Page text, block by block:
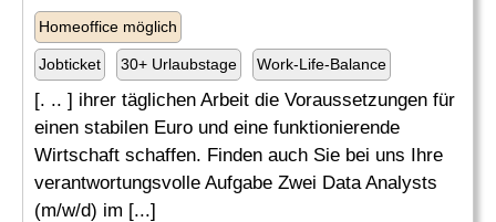
Homeoffice möglich
Jobticket 30+ Urlaubstage Work-Life-Balance
[. .. ] ihrer täglichen Arbeit die Voraussetzungen für
einen stabilen Euro und eine funktionierende
Wirtschaft schaffen. Finden auch Sie bei uns Ihre
verantwortungsvolle Aufgabe Zwei Data Analysts
(m/w/d) im [...]